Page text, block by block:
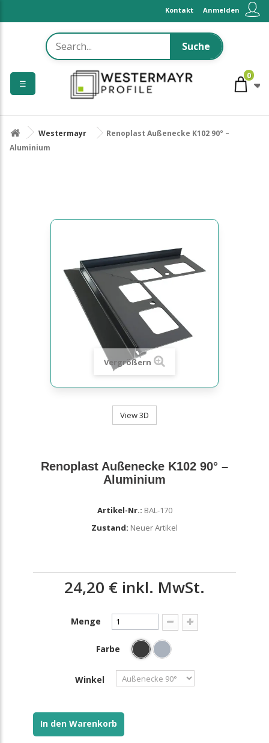
Anmelden
Kontakt
Suche
0
Westermayr
Renoplast Außenecke K102 90° –
Aluminium
Vergrößern
View 3D
Renoplast Außenecke K102 90° –
Aluminium
Artikel-Nr.: BAL-170
Zustand: Neuer Artikel
24,20 € inkl. MwSt.
Menge
Farbe
Winkel
In den Warenkorb
☰